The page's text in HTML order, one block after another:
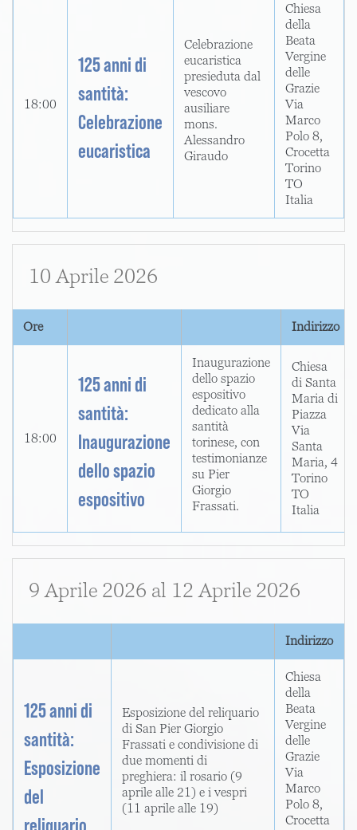
18:00
125 anni di
santità:
Celebrazione
eucaristica
Celebrazione
eucaristica
presieduta dal
vescovo
ausiliare
mons.
Alessandro
Giraudo
Chiesa
della
Beata
Vergine
delle
Grazie
Via
Marco
Polo 8,
Crocetta
Torino
TO
Italia
10 Aprile 2026
Ore Indirizzo
18:00
125 anni di
santità:
Inaugurazione
dello spazio
espositivo
Inaugurazione
dello spazio
espositivo
dedicato alla
santità
torinese, con
testimonianze
su Pier
Giorgio
Frassati.
Chiesa
di Santa
Maria di
Piazza
Via
Santa
Maria, 4
Torino
TO
Italia
9 Aprile 2026 al 12 Aprile 2026
Indirizzo
125 anni di
santità:
Esposizione
del
reliquario
Esposizione del reliquario
di San Pier Giorgio
Frassati e condivisione di
due momenti di
preghiera: il rosario (9
aprile alle 21) e i vespri
(11 aprile alle 19)
Chiesa
della
Beata
Vergine
delle
Grazie
Via
Marco
Polo 8,
Crocetta